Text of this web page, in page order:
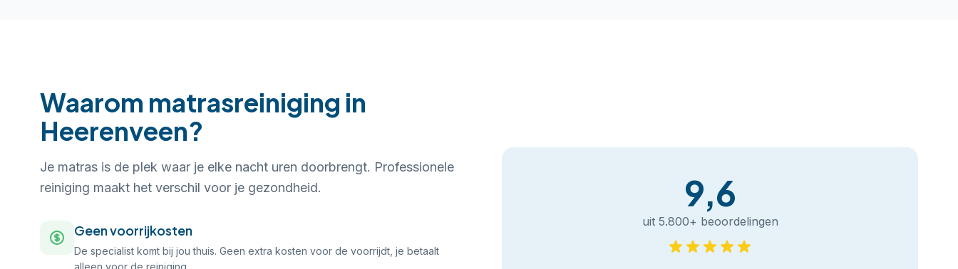
Waarom matrasreiniging in
Heerenveen?
Je matras is de plek waar je elke nacht uren doorbrengt. Professionele
reiniging maakt het verschil voor je gezondheid.
Geen voorrijkosten
De specialist komt bij jou thuis. Geen extra kosten voor de voorrijdt, je betaalt
alleen voor de reiniging.
9,6
uit 5.800+ beoordelingen